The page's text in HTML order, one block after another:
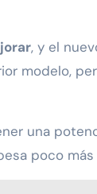
, y el
modelo,
una
poco